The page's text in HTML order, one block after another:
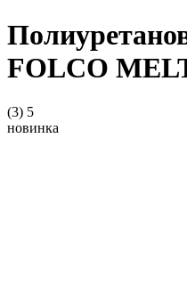
FOLCO
(3) 5
новинка